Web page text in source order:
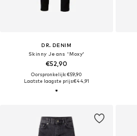
DR. DENIM
Skinny Jeans 'Moxy'
€52,90
Oorspronkelijk: €59,90
Laatste laagste prijs:€44,91